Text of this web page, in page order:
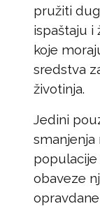
pružiti
ispaštaju i
koje
sredstva
životinja.
Jedini
smanjenja
populacije
obaveze